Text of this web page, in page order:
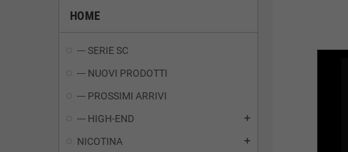
HOME
--- SERIE SC
--- NUOVI PRODOTTI
--- PROSSIMI ARRIVI
--- HIGH-END
add
NICOTINA add